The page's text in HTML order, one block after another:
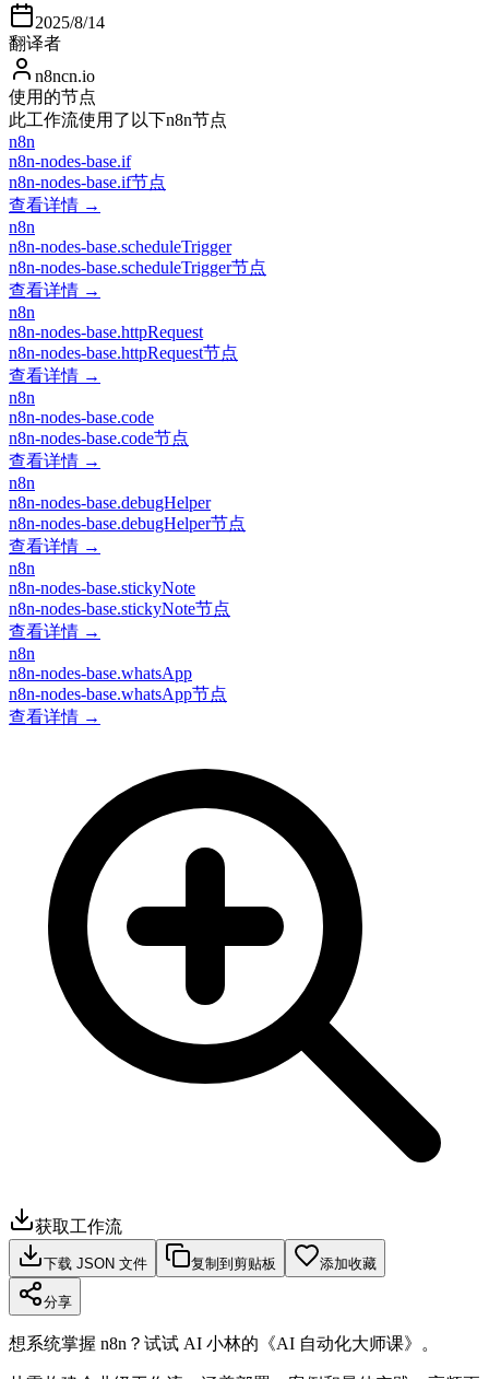
2025/8/14
翻译者
n8ncn.io
使用的节点
此工作流使用了以下n8n节点
n8n
n8n-nodes-base.if
n8n-nodes-base.if节点
查看详情 →
n8n
n8n-nodes-base.scheduleTrigger
n8n-nodes-base.scheduleTrigger节点
查看详情 →
n8n
n8n-nodes-base.httpRequest
n8n-nodes-base.httpRequest节点
查看详情 →
n8n
n8n-nodes-base.code
n8n-nodes-base.code节点
查看详情 →
n8n
n8n-nodes-base.debugHelper
n8n-nodes-base.debugHelper节点
查看详情 →
n8n
n8n-nodes-base.stickyNote
n8n-nodes-base.stickyNote节点
查看详情 →
n8n
n8n-nodes-base.whatsApp
n8n-nodes-base.whatsApp节点
查看详情 →
获取工作流
下载 JSON 文件 复制到剪贴板 添加收藏
分享
想系统掌握 n8n？试试 AI 小林的《AI 自动化大师课》。